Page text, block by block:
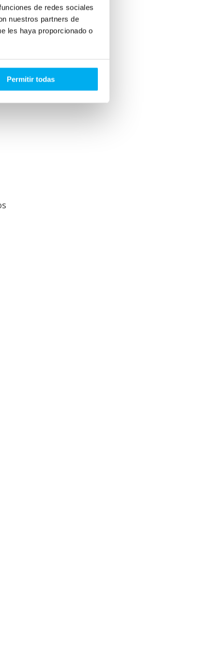
de redes sociales
nuestros partners de
les haya proporcionado o
Permitir todas